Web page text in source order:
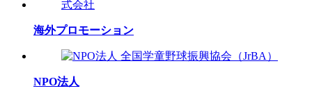
海外プロモーション
NPO法人